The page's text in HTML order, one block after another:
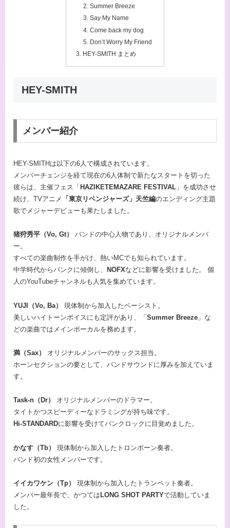
Summer Breeze
Say My Name
Come back my dog
Don’t Worry My Friend
HEY-SMITH まとめ
HEY-SMITH
メンバー紹介
HEY-SMITHは以下の6人で構成されています。
メンバーチェンジを経て現在の6人体制で新たなスタートを切った
彼らは、主催フェス「 HAZIKETEMAZARE FESTIVAL 」を成功させ
続け、TVアニメ 「東京リベンジャーズ」天竺編のエンディング主題
歌でメジャーデビューも果たしました。
猪狩秀平（Vo, Gt）
バンドの中心人物であり、オリジナルメンバ
ー。
すべての楽曲制作を手がけ、熱いMCでも知られています。
中学時代からパンクに傾倒し、
NOFXなどに影響を受けました。 個
人のYouTubeチャンネルも人気を集めています。
YUJI（Vo, Ba）
現体制から加入したベーシスト。
美しいハイトーンボイスにも定評があり、「Summer Breeze 」な
どの楽曲ではメインボーカルを務めます。
満（Sax）
オリジナルメンバーのサックス担当。
ホーンセクションの要として、バンドサウンドに厚みを加えていま
す。
Task-n（Dr）
オリジナルメンバーのドラマー。
タイトかつスピーディーなドラミングが持ち味です。
Hi-STANDARDに影響を受けてパンクロックに目覚めました。
かなす（Tb）
現体制から加入したトロンボーン奏者。
バンド初の女性メンバーです。
イイカワケン（Tp）
現体制から加入したトランペット奏者。
メンバー最年長で、かつては LONG SHOT PARTYで活動していま
した。